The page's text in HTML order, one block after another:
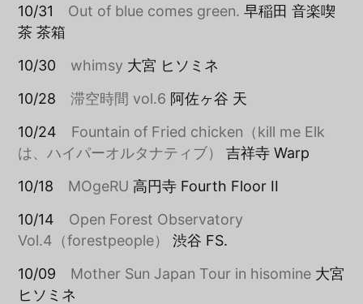
10/31 Out of blue comes green. 早稲田 音楽喫
茶 茶箱
10/30 whimsy 大宮 ヒソミネ
10/28滞空時間 vol.6 阿佐ヶ谷 天
10/24 Fountain of Fried chicken（kill me Elk
は、ハイパーオルタナティブ）
吉祥寺 Warp
10/18 MOgeRU 高円寺 Fourth Floor II
10/14 Open Forest Observatory
Vol.4（forestpeople）
渋谷 FS.
10/09 Mother Sun Japan Tour in hisomine 大宮
ヒソミネ